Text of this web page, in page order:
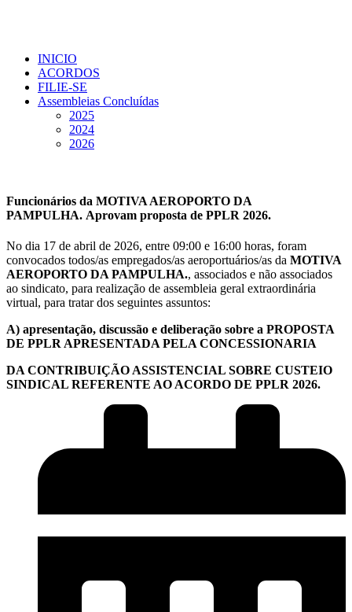
INICIO
ACORDOS
FILIE-SE
Assembleias Concluídas
2025
2024
2026
Funcionários da MOTIVA AEROPORTO DA
PAMPULHA. Aprovam proposta de PPLR 2026.
No dia 17 de abril de 2026, entre 09:00 e 16:00 horas, foram
convocados todos/as empregados/as aeroportuários/as da MOTIVA
AEROPORTO DA PAMPULHA., associados e não associados
ao sindicato, para realização de assembleia geral extraordinária
virtual, para tratar dos seguintes assuntos:
A) apresentação, discussão e deliberação sobre a PROPOSTA
DE PPLR APRESENTADA PELA CONCESSIONARIA
DA CONTRIBUIÇÃO ASSISTENCIAL SOBRE CUSTEIO
SINDICAL REFERENTE AO ACORDO DE PPLR 2026.